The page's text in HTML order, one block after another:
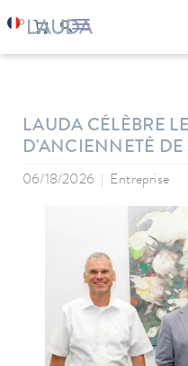
LAUDA CÉLÈBRE
D'ANCIENNETÉ DE
06/18/2026 Entreprise